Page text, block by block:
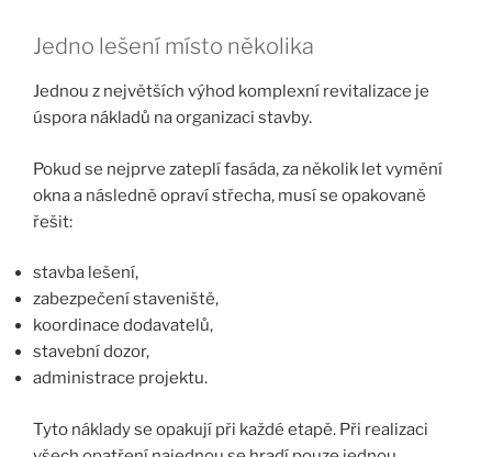
Jedno lešení místo několika
Jednou z největších výhod komplexní revitalizace je
úspora nákladů na organizaci stavby.
Pokud se nejprve zateplí fasáda, za několik let vymění
okna a následně opraví střecha, musí se opakovaně
řešit:
stavba lešení,
zabezpečení staveniště,
koordinace dodavatelů,
stavební dozor,
administrace projektu.
Tyto náklady se opakují při každé etapě. Při realizaci